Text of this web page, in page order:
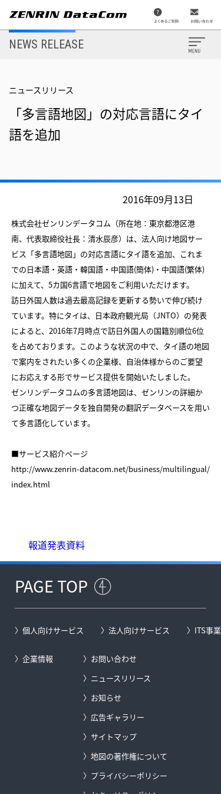
イ
コ
NEWS RELEASE
ニュースリリース
「多言語地図」の対応言語にタイ
語を追加
2016年09月13日
株式会社ゼンリンデータコム（所在地：東京都港区港
南、代表取締役社長：清水辰彦）は、法人向け地図サー
ビス「多言語地図」の対応言語にタイ語を追加、これま
での日本語・英語・韓国語・中国語(簡体)・中国語(繁体)
に加えて、5カ国6言語で地図をご利用いただけます。
訪日外国人数は過去最高記録を更新する勢いで伸び続け
ています。特にタイは、日本政府観光局（JNTO）の発表
によると、2016年7月時点で訪日外国人の国籍別順位6位
を占めております。このような状況の中で、タイ語の地図
で案内をされたい多くの企業様、自治体様からのご要望
にお応えする形でサービス提供を開始いたしました。
ゼンリンデータコムの多言語地図は、ゼンリンの詳細か
つ正確な地図データを独自開発の翻訳データベースを用い
て多言語化しています。
■サービス紹介ページ
http://www.zenrin-datacom.net/business/multilingual/
index.html
報道発表資料
PAGE TOP
個人向けサービス 法人向けサービス ITS事業
企業情報
お問い合わせ
ニュースリリース
お知らせ
広告ギャラリー
サイトマップ
地図の著作権について
プライバシーポリシー